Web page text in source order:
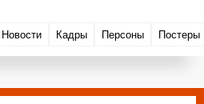
Новости Кадры Персоны Постеры